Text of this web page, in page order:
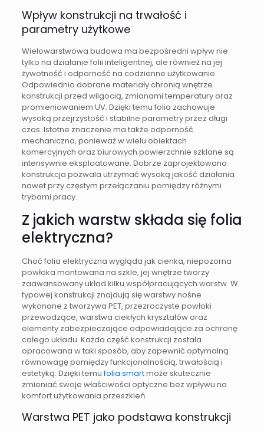
Wpływ konstrukcji na trwałość i
parametry użytkowe
Wielowarstwowa budowa ma bezpośredni wpływ nie
tylko na działanie folii inteligentnej, ale również na jej
żywotność i odporność na codzienne użytkowanie.
Odpowiednio dobrane materiały chronią wnętrze
konstrukcji przed wilgocią, zmianami temperatury oraz
promieniowaniem UV. Dzięki temu folia zachowuje
wysoką przejrzystość i stabilne parametry przez długi
czas. Istotne znaczenie ma także odporność
mechaniczna, ponieważ w wielu obiektach
komercyjnych oraz biurowych powierzchnie szklane są
intensywnie eksploatowane. Dobrze zaprojektowana
konstrukcja pozwala utrzymać wysoką jakość działania
nawet przy częstym przełączaniu pomiędzy różnymi
trybami pracy.
Z jakich warstw składa się folia
elektryczna?
Choć folia elektryczna wygląda jak cienka, niepozorna
powłoka montowana na szkle, jej wnętrze tworzy
zaawansowany układ kilku współpracujących warstw. W
typowej konstrukcji znajdują się warstwy nośne
wykonane z tworzywa PET, przezroczyste powłoki
przewodzące, warstwa ciekłych kryształów oraz
elementy zabezpieczające odpowiadające za ochronę
całego układu. Każda część konstrukcji została
opracowana w taki sposób, aby zapewnić optymalną
równowagę pomiędzy funkcjonalnością, trwałością i
estetyką. Dzięki temufolia smartmoże skutecznie
zmieniać swoje właściwości optyczne bez wpływu na
komfort użytkowania przeszkleń.
Warstwa PET jako podstawa konstrukcji